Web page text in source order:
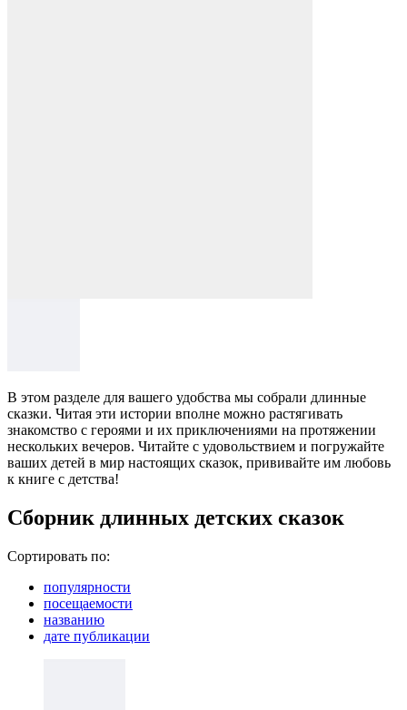
В этом разделе для вашего удобства мы собрали длинные
сказки. Читая эти истории вполне можно растягивать
знакомство с героями и их приключениями на протяжении
нескольких вечеров. Читайте с удовольствием и погружайте
ваших детей в мир настоящих сказок, прививайте им любовь
к книге с детства!
Сборник длинных детских сказок
Сортировать по:
популярности
посещаемости
названию
дате публикации